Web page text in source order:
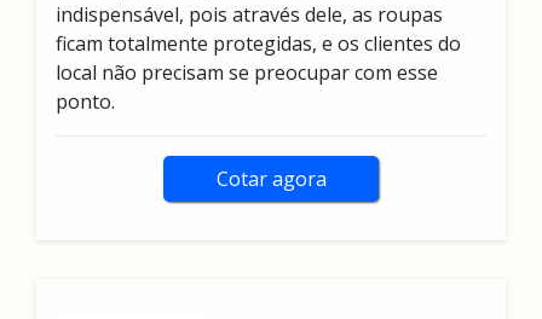
indispensável, pois através dele, as roupas
ficam totalmente protegidas, e os clientes do
local não precisam se preocupar com esse
ponto.
Cotar agora